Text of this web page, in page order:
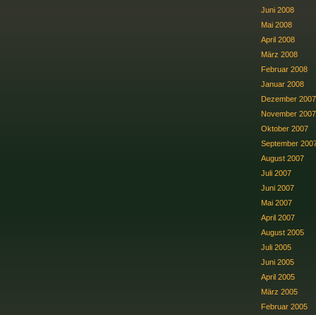
Juni 2008
Mai 2008
April 2008
März 2008
Februar 2008
Januar 2008
Dezember 2007
November 2007
Oktober 2007
September
August 2007
Juli 2007
Juni 2007
Mai 2007
April 2007
August 2005
Juli 2005
Juni 2005
April 2005
März 2005
Februar 2005